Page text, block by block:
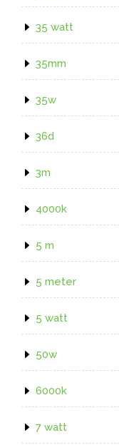
35 watt
35mm
35w
36d
3m
4000k
5 m
5 meter
5 watt
50w
6000k
7 watt